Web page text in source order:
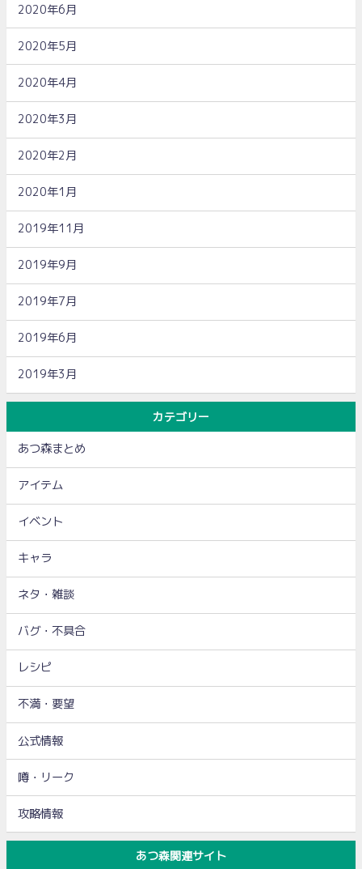
2020年6月
2020年5月
2020年4月
2020年3月
2020年2月
2020年1月
2019年11月
2019年9月
2019年7月
2019年6月
2019年3月
カテゴリー
あつ森まとめ
アイテム
イベント
キャラ
ネタ・雑談
バグ・不具合
レシピ
不満・要望
公式情報
噂・リーク
攻略情報
あつ森関連サイト